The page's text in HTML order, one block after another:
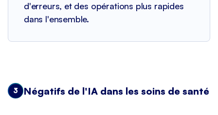
d'erreurs, et des opérations plus rapides
dans l'ensemble.
3 Négatifs de l'IA dans les soins de santé